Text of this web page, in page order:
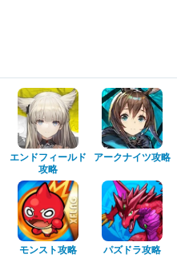
エンドフィールド
攻略
アークナイツ攻略
モンスト攻略 パズドラ攻略